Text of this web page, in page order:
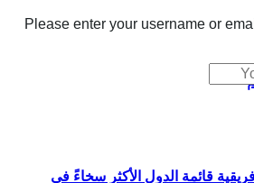
6 دول إفريقية قائمة الدول الأكثر سخاءً في
Please enter your username or